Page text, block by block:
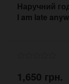
Наручний
I am late
1,650 грн.